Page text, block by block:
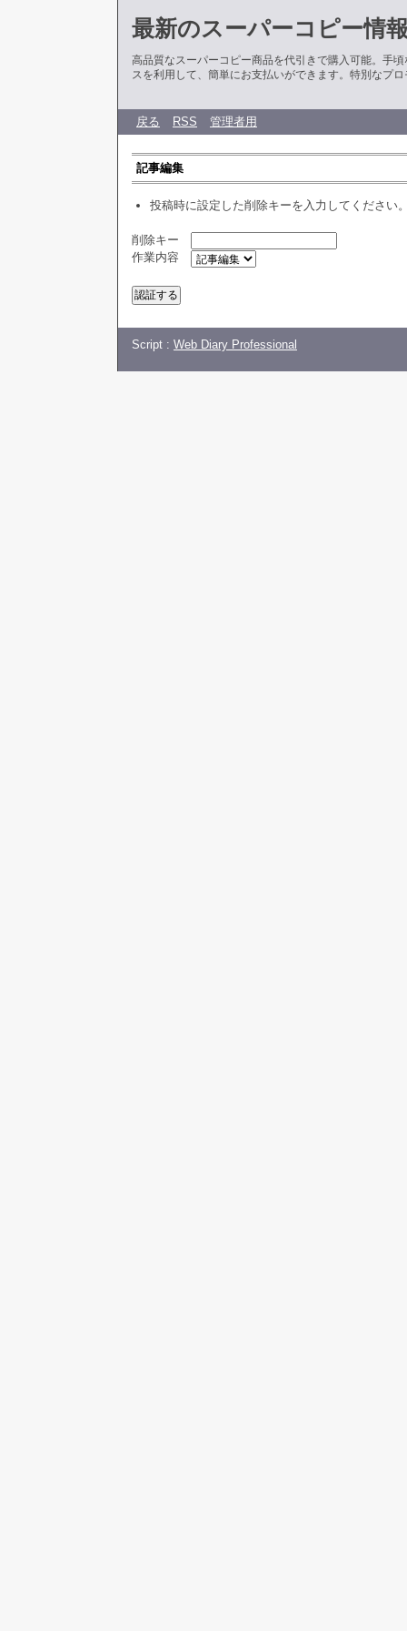
最新のスーパーコピー情
高品質なスーパーコピー商品を代引きで購入可能。手
スを利用して、簡単にお支払いができます。特別なプ
戻る RSS 管理者用
記事編集
投稿時に設定した削除キーを入力してください
削除キー
作業内容
Script : Web Diary Professional